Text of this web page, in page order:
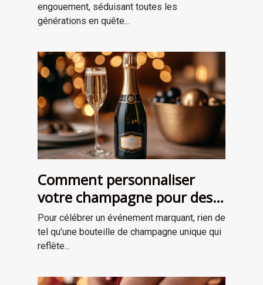
engouement, séduisant toutes les
générations en quête...
Comment personnaliser
votre champagne pour des
occasions spéciales ?
Pour célébrer un événement marquant, rien de
tel qu’une bouteille de champagne unique qui
reflète...